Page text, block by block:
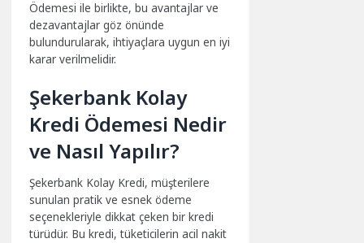
Ödemesi ile birlikte, bu avantajlar ve
dezavantajlar göz önünde
bulundurularak, ihtiyaçlara uygun en iyi
karar verilmelidir.
Şekerbank Kolay
Kredi Ödemesi Nedir
ve Nasıl Yapılır?
Şekerbank Kolay Kredi, müşterilere
sunulan pratik ve esnek ödeme
seçenekleriyle dikkat çeken bir kredi
türüdür. Bu kredi, tüketicilerin acil nakit